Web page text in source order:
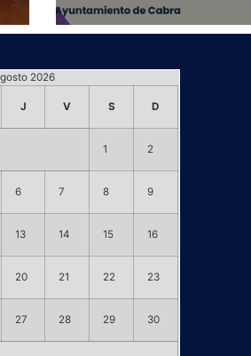
2026
J V S D
1 2
6 7 8 9
13 14 15 16
20 21 22 23
27 28 29 30